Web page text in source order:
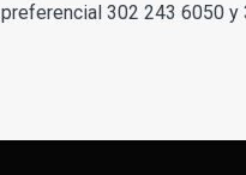
302 243 6050